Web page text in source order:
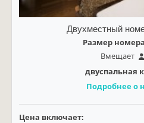
Двухместный
Размер
Вмещает
двуспальная
Подробнее о
Цена включает: